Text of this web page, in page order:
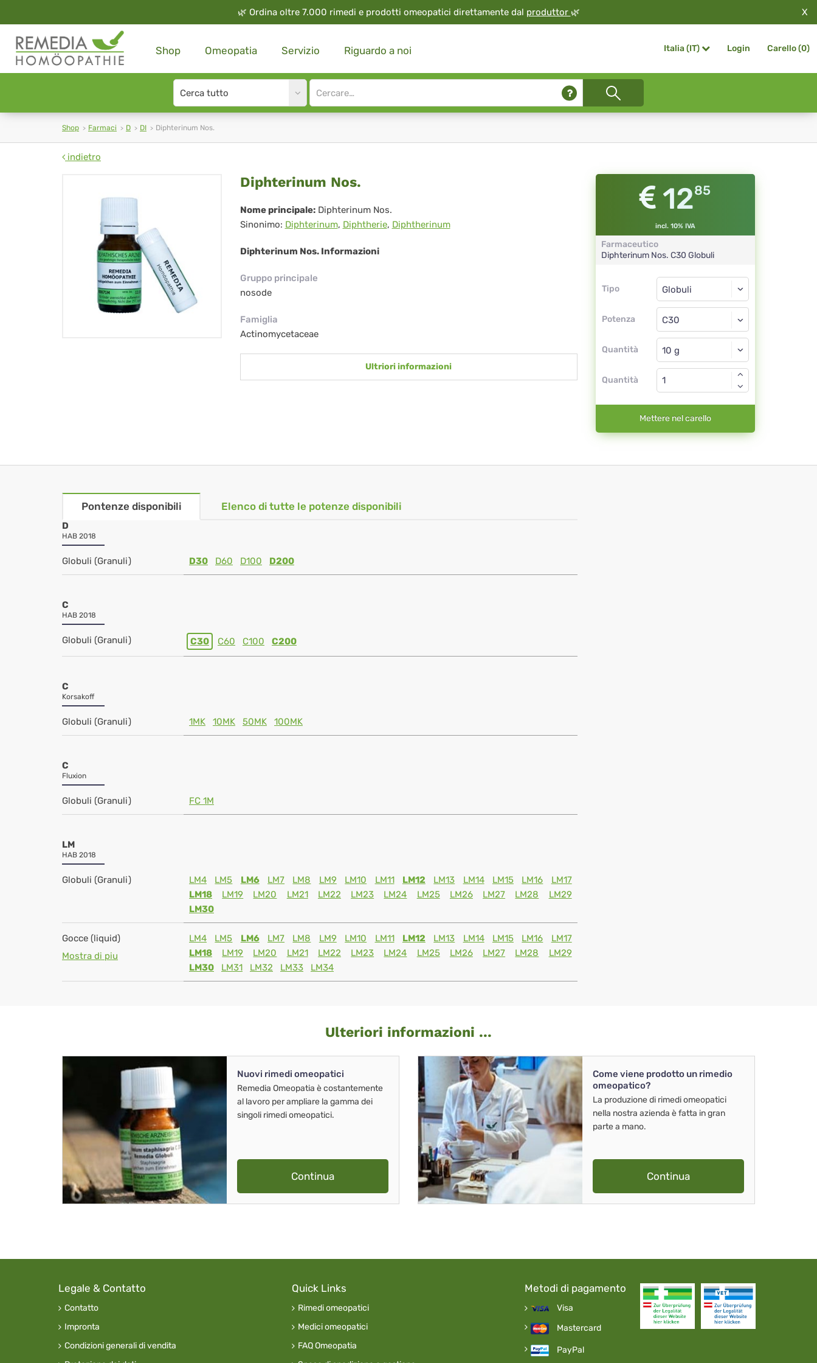
🌿 Ordina oltre 7.000 rimedi e prodotti omeopatici direttamente dal produttor 🌿 X
Shop Omeopatia Servizio Riguardo a noi Italia (IT) Login Carello (0)
Search
type
Site
search
Shop Farmaci D DI Diphterinum Nos.
indietro
Diphterinum
Nos.
Diphterinum Nos.
Nome principale: Diphterinum Nos.
Sinonimo: Diphterinum, Diphtherie, Diphtherinum
Diphterinum Nos. Informazioni
Gruppo principale
nosode
Famiglia
Actinomycetaceae
Ultriori informazioni
1285
incl. 10% IVA
Farmaceutico
Diphterinum Nos. C30 Globuli
Tipo
Tipo
Potenza
Globuli
C30
Quantità
Globuli
Quantità
Mettere nel carello
Pontenze disponibili Elenco di tutte le potenze disponibili
D
HAB 2018
Globuli (Granuli) D30 D60 D100 D200
C
HAB 2018
Globuli (Granuli) C30 C60 C100 C200
C
Korsakoff
Globuli (Granuli) 1MK 10MK 50MK 100MK
C
Fluxion
Globuli (Granuli) FC 1M
LM
HAB 2018
Globuli (Granuli) LM4 LM5 LM6 LM7 LM8 LM9 LM10 LM11 LM12 LM13 LM14 LM15 LM16
LM17
LM18
LM19 LM20 LM21 LM22 LM23 LM24 LM25 LM26 LM27 LM28
LM29
LM30
Gocce (liquid)
Mostra di piu
LM4 LM5 LM6 LM7 LM8 LM9 LM10 LM11 LM12 LM13 LM14 LM15 LM16
LM17
LM18
LM19 LM20 LM21 LM22 LM23 LM24 LM25 LM26 LM27 LM28
LM29
LM30
LM31 LM32 LM33 LM34
Ulteriori informazioni ...
Nuovi rimedi omeopatici
Remedia Omeopatia è costantemente
al lavoro per ampliare la gamma dei
singoli rimedi omeopatici.
Continua
Come viene prodotto un rimedio
omeopatico?
La produzione di rimedi omeopatici
nella nostra azienda è fatta in gran
parte a mano.
Continua
Legale & Contatto
Contatto
Impronta
Condizioni generali di vendita
Quick Links
Rimedi omeopatici
Medici omeopatici
FAQ Omeopatia
Metodi di pagamento
Visa
Mastercard
PayPal